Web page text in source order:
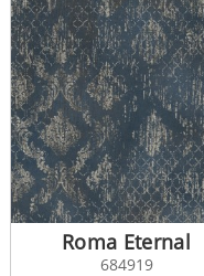
Roma Eternal
684919